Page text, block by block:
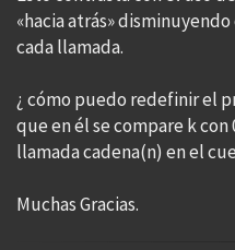
«hacia atrás»
cada llamada.
¿ cómo puedo redefinir el
que en él se compare k con
llamada cadena(n) en el
Muchas Gracias.